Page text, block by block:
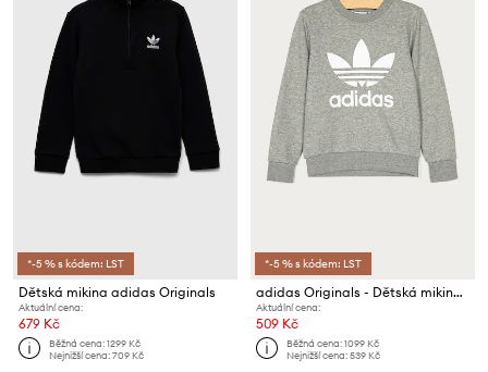
*-5 % s kódem: LST
Dětská mikina adidas Originals
Aktuální cena:
679 Kč
Běžná cena:1299 Kč
Nejnižší cena:709 Kč
*-5 % s kódem: LST
adidas Originals - Dětská mikina 128-164 cm GD2709
Aktuální cena:
509 Kč
Běžná cena:1099 Kč
Nejnižší cena:539 Kč